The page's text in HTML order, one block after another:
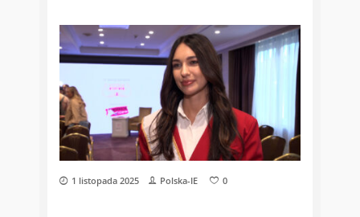
1 listopada 2025 Polska-IE 0